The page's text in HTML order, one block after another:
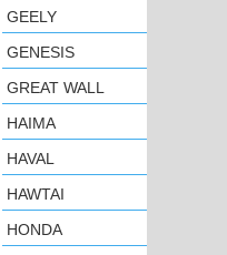
GEELY
GENESIS
GREAT WALL
HAIMA
HAVAL
HAWTAI
HONDA